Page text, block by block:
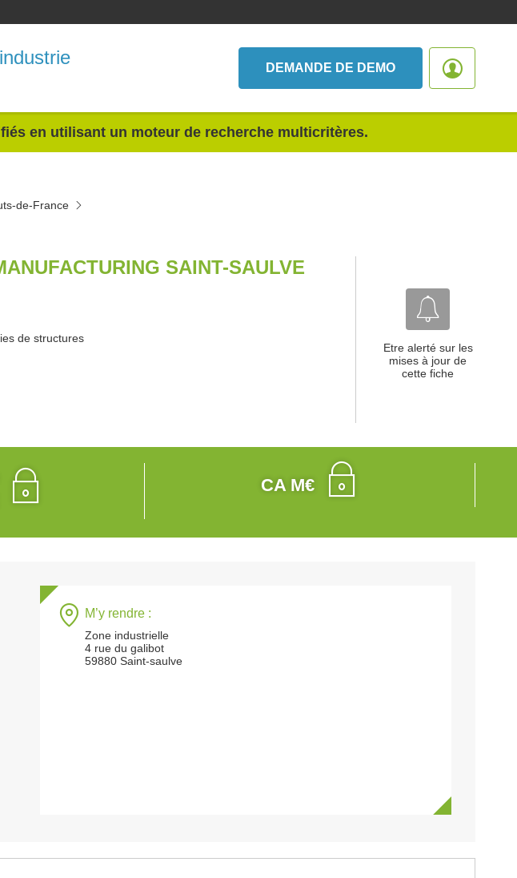
DEMANDE DE DEMO
en utilisant un moteur de recherche multicritères.
de-France
SAINT-SAULVE
de structures
Etre alerté sur les
mises à jour de
cette fiche
CA M€
M’y rendre :
Zone industrielle
4 rue du galibot
59880 Saint-saulve